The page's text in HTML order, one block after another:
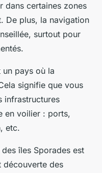
dans certaines zones
De plus, la navigation
surtout pour
un pays où la
signifie que vous
infrastructures
en voilier : ports,
etc.
îles Sporades est
découverte des